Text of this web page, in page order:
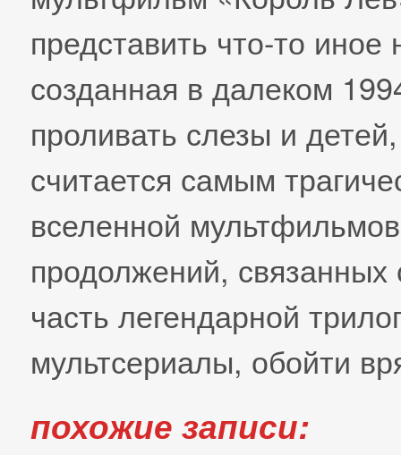
представить что-то
созданная в далеком
проливать слезы и
считается самым
вселенной
продолжений,
часть легендарной
мультсериалы, обойти
похожие записи: